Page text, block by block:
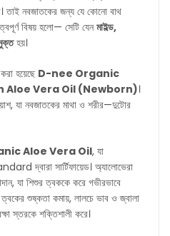
তাই নবজাতকের জন্য যে কোনো বাথ
বিষয় হলো— সেটি যেনমাইল্ড,
হয়।
হয়েছে D-nee Organic
Aloe Vera Oil (Newborn)।
যা নবজাতকের মাথা ও শরীর—দুটোর
Aloe Vera Oil, যা
সার্টিফায়েড। অ্যালোভেরা
যা শিশুর ত্বককে করে গভীরভাবে
শুষ্কতা কমায়, লালচে ভাব ও জ্বালা
স্তরকে শক্তিশালী করে।